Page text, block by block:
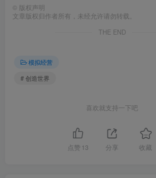
© 版权声明
文章版权归作者所有，未经允许请勿转载。
THE END
模拟经营
# 创造世界
喜欢就支持一下吧
点赞 13 分享 收藏